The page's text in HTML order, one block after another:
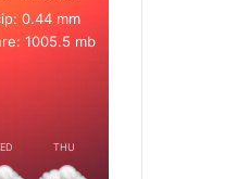
0.44 mm
1005.5 mb
THU